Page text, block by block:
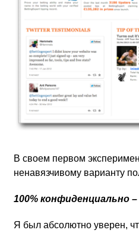
В своем первом
ненавязчивому варианту
100% конфиденциально
Я был абсолютно уверен,